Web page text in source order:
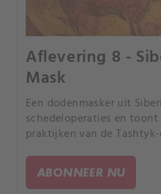
Aflevering 8 -
Mask
Een dodenmasker uit
schedeloperaties en
praktijken van de
kannibalistische
heel Europa.
ABONNEER NU